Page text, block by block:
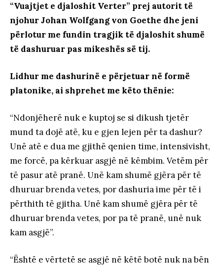
“Vuajtjet e djaloshit Verter” prej autorit të
njohur Johan Wolfgang von Goethe dhe jeni
përlotur me fundin tragjik të djaloshit shumë
të dashuruar pas mikeshës së tij.
Lidhur me dashurinë e përjetuar në formë
platonike, ai shprehet me këto thënie:
“Ndonjëherë nuk e kuptoj se si dikush tjetër
mund ta dojë atë, ku e gjen lejen për ta dashur?
Unë atë e dua me gjithë qenien time, intensivisht,
me forcë, pa kërkuar asgjë në këmbim. Vetëm për
të pasur atë pranë. Unë kam shumë gjëra për të
dhuruar brenda vetes, por dashuria ime për të i
përthith të gjitha. Unë kam shumë gjëra për të
dhuruar brenda vetes, por pa të pranë, unë nuk
kam asgjë”.
“Është e vërtetë se asgjë në këtë botë nuk na bën